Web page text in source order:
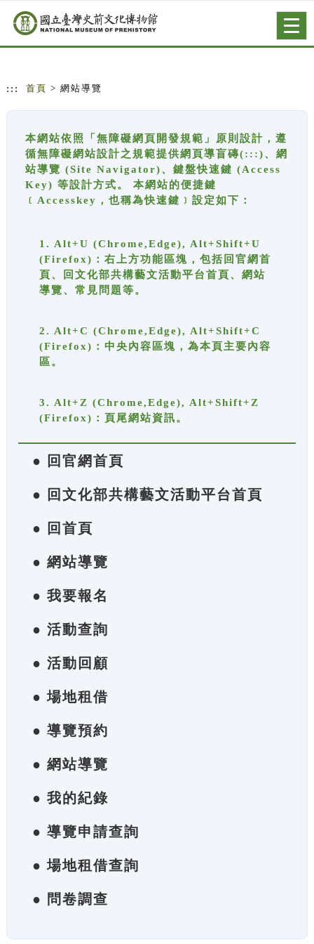
跳到主要內容
網站導覽
::: 首頁 > 網站導覽
本網站依照「無障礙網頁開發規範」原則設計，遵
循無障礙網站設計之規範提供網頁導盲磚(:::)、網
站導覽 (Site Navigator)、鍵盤快速鍵 (Access
Key) 等設計方式。 本網站的便捷鍵
﹝Accesskey，也稱為快速鍵﹞設定如下：
1. Alt+U (Chrome,Edge), Alt+Shift+U
(Firefox)：右上方功能區塊，包括回官網首
頁、回文化部共構藝文活動平台首頁、網站
導覽、常見問題等。
2. Alt+C (Chrome,Edge), Alt+Shift+C
(Firefox)：中央內容區塊，為本頁主要內容
區。
3. Alt+Z (Chrome,Edge), Alt+Shift+Z
(Firefox)：頁尾網站資訊。
● 回官網首頁
● 回文化部共構藝文活動平台首頁
● 回首頁
● 網站導覽
● 我要報名
● 活動查詢
● 活動回顧
● 場地租借
● 導覽預約
● 網站導覽
● 我的紀錄
● 導覽申請查詢
● 場地租借查詢
● 問卷調查